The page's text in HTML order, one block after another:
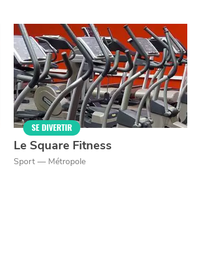
SE DIVERTIR
Le Square Fitness
Sport — Métropole